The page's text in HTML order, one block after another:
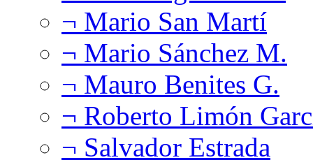
¬ Mario San Martí
¬ Mario Sánchez M.
¬ Mauro Benites G.
¬ Roberto Limón
¬ Salvador Estrada